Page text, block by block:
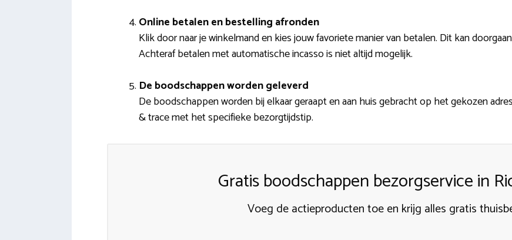
Online betalen en bestelling afronden
Klik door naar je winkelmand en kies jouw favoriete manier van betalen. Dit kan
Achteraf betalen met automatische incasso is niet altijd mogelijk.
De boodschappen worden geleverd
De boodschappen worden bij elkaar geraapt en aan huis gebracht op het gekozen
& trace met het specifieke bezorgtijdstip.
Gratis boodschappen bezorgservice in
Voeg de actieproducten toe en krijg alles gratis